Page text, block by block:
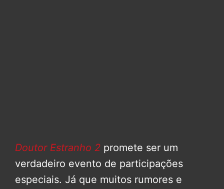
Doutor Estranho 2 promete ser um
verdadeiro evento de participações
especiais. Já que muitos rumores e